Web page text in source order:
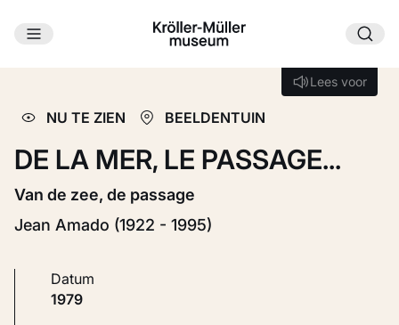
Ga naar hoofdinhoud
Lees voor
Lees voor
NU TE ZIEN BEELDENTUIN
DE LA MER, LE PASSAGE...
Van de zee, de passage
Jean Amado (1922 - 1995)
Datum
1979